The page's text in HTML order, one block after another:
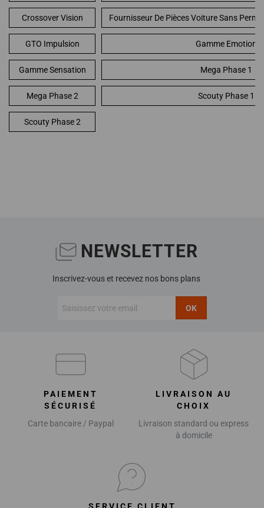
Crossover Vision Fournisseur De Pièces Voiture Sans
GTO Impulsion Gamme Emotion
Gamme Sensation Mega Phase 1
Mega Phase 2 Scouty Phase 1
Scouty Phase 2
NEWSLETTER
Inscrivez-vous et recevez nos bons plans
OK
PAIEMENT
SÉCURISÉ
Carte bancaire / Paypal
LIVRAISON AU
CHOIX
Livraison standard ou express
à domicile